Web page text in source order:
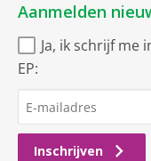
Aanmelden
Ja, ik schrijf me
EP:
Inschrijven